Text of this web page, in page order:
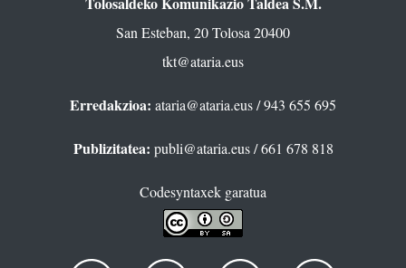
San Esteban, 20 Tolosa 20400
tkt@ataria.eus
Erredakzioa: ataria@ataria.eus/ 943 655 695
Publizitatea: publi@ataria.eus/ 661 678 818
Codesyntaxek garatua